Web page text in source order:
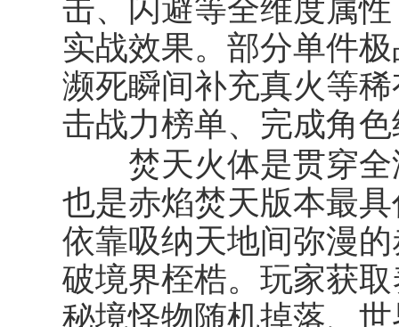
击、闪避等全维度属
实战效果。部分单件
濒死瞬间补充真火等
击战力榜单、完成角
焚天火体是贯穿
也是赤焰焚天版本最
依靠吸纳天地间弥漫
破境界桎梏。玩家获
秘境怪物随机掉落、